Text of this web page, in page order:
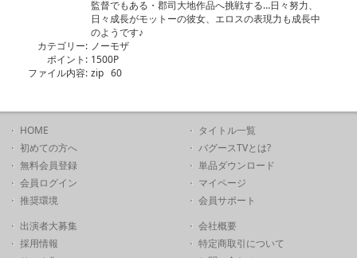
監督でもある・郡司大地作品へ挑戦する…日々努力、
日々成長がモットーの彼女、エロスの表現力も成長中
のようです♪
カテゴリー: ノーモザ
ポイント: 1500P
ファイル内容: zip 60
HOME
初めての方へ
無料会員登録
会員ログイン
推奨環境
タイトル一覧
バグースTVとは?
単品ダウンロード
マイページ
会員サポート
出演者大募集
採用情報
会社概要
特定商取引について